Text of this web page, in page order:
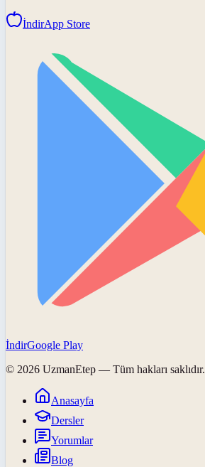
İndirApp Store
İndirGoogle Play
© 2026 UzmanEtep — Tüm hakları saklıdır.
Anasayfa
Dersler
Yorumlar
Blog